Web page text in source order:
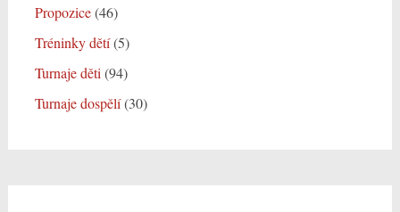
Propozice(46)
Tréninky dětí(5)
Turnaje děti(94)
Turnaje dospělí(30)